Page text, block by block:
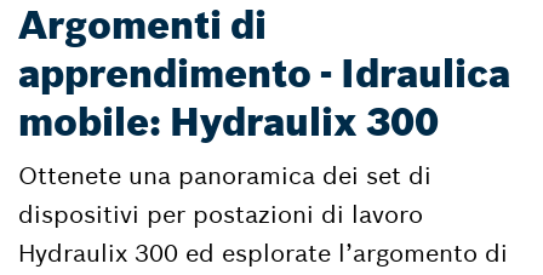
Argomenti di
apprendimento - Idraulica
mobile: Hydraulix 300
Ottenete una panoramica dei set di
dispositivi per postazioni di lavoro
Hydraulix 300 ed esplorate l’argomento di